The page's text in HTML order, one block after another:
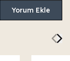
Yorum Ekle